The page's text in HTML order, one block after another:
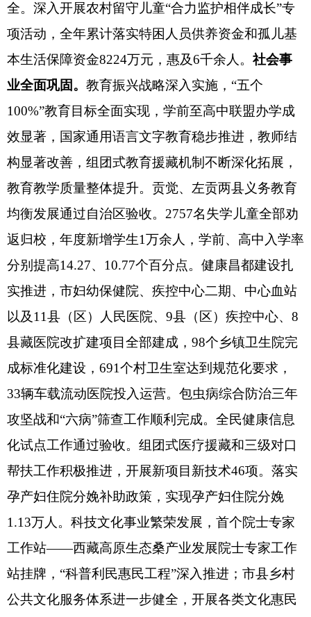
全。深入开展农村留守儿童“合力监护相伴成长”专
项活动，全年累计落实特困人员供养资金和孤儿基
本生活保障资金8224万元，惠及6千余人。 社会事
业全面巩固。 教育振兴战略深入实施， “五个
100%”教育目标全面实现， 学前至高中联盟办学成
效显著，国家通用语言文字教育稳步推进，教师结
构显著改善，组团式教育援藏机制不断深化拓展，
教育教学质量整体提升。贡觉、左贡两县义务教育
均衡发展通过自治区验收。 2757名失学儿童全部劝
返归校，年度新增学生1万余人，学前、高中入学率
分别提高14.27、10.77个百分点。健康昌都建设扎
实推进，市妇幼保健院、疾控中心二期、中心血站
以及11县（区）人民医院、9县（区）疾控中心、8
县藏医院改扩建项目全部建成，98个乡镇卫生院完
成标准化建设，691个村卫生室达到规范化要求，
33辆车载流动医院投入运营。 包虫病综合防治三年
攻坚战和“六病”筛查工作顺利完成。全民健康信息
化试点工作通过验收。组团式医疗援藏和三级对口
帮扶工作积极推进，开展新项目新技术46项。 落实
孕产妇住院分娩补助政策，实现孕产妇住院分娩
1.13万人。科技文化事业繁荣发展，首个院士专家
工作站——西藏高原生态桑产业发展院士专家工作
站挂牌， “科普利民惠民工程”深入推进；市县乡村
公共文化服务体系进一步健全，开展各类文化惠民